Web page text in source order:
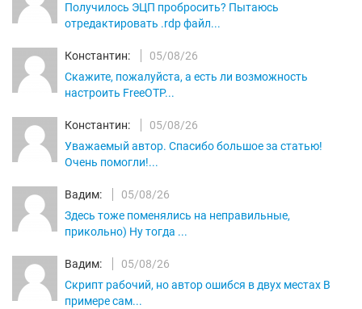
Получилось ЭЦП пробросить? Пытаюсь
отредактировать .rdp файл...
Константин:
05/08/26
Скажите, пожалуйста, а есть ли возможность
настроить FreeOTP...
Константин:
05/08/26
Уважаемый автор. Спасибо большое за статью!
Очень помогли!...
Вадим:
05/08/26
Здесь тоже поменялись на неправильные,
прикольно) Ну тогда ...
Вадим:
05/08/26
Скрипт рабочий, но автор ошибся в двух местах В
примере сам...